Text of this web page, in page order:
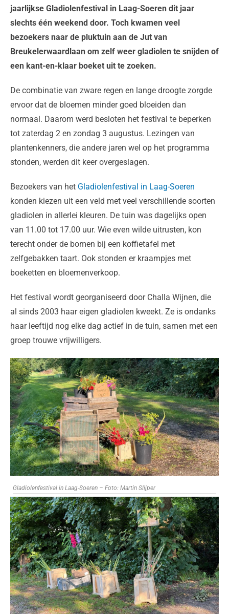
jaarlijkse Gladiolenfestival in Laag-Soeren dit jaar
slechts één weekend door. Toch kwamen veel
bezoekers naar de pluktuin aan de Jut van
Breukelerwaardlaan om zelf weer gladiolen te snijden of
een kant-en-klaar boeket uit te zoeken.
De combinatie van zware regen en lange droogte zorgde
ervoor dat de bloemen minder goed bloeiden dan
normaal. Daarom werd besloten het festival te beperken
tot zaterdag 2 en zondag 3 augustus. Lezingen van
plantenkenners, die andere jaren wel op het programma
stonden, werden dit keer overgeslagen.
Bezoekers van het Gladiolenfestival in Laag-Soeren
konden kiezen uit een veld met veel verschillende soorten
gladiolen in allerlei kleuren. De tuin was dagelijks open
van 11.00 tot 17.00 uur. Wie even wilde uitrusten, kon
terecht onder de bomen bij een koffietafel met
zelfgebakken taart. Ook stonden er kraampjes met
boeketten en bloemenverkoop.
Het festival wordt georganiseerd door Challa Wijnen, die
al sinds 2003 haar eigen gladiolen kweekt. Ze is ondanks
haar leeftijd nog elke dag actief in de tuin, samen met een
groep trouwe vrijwilligers.
Gladiolenfestival in Laag-Soeren – Foto: Martin Slijper